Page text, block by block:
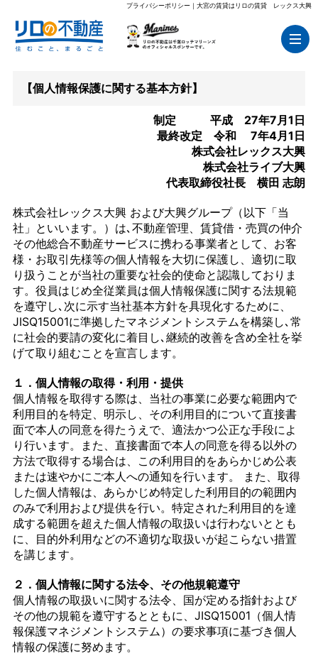
プライバシーポリシー｜大宮の賃貸はリロの賃貸 レックス大興
【個人情報保護に関する基本方針】
制定 平成 27年7月1日
最終改定 令和 7年4月1日
株式会社レックス大興
株式会社ライブ大興
代表取締役社長 横田 志朗
株式会社レックス大興 および大興グループ（以下「当
社」といいます。）は､不動産管理、賃貸借・売買の仲介
その他総合不動産サービスに携わる事業者として、お客
様・お取引先様等の個人情報を大切に保護し、適切に取
り扱うことが当社の重要な社会的使命と認識しておりま
す。役員はじめ全従業員は個人情報保護に関する法規範
を遵守し､次に示す当社基本方針を具現化するために、
JISQ15001に準拠したマネジメントシステムを構築し､常
に社会的要請の変化に着目し､継続的改善を含め全社を挙
げて取り組むことを宣言します。
１．個人情報の取得・利用・提供
個人情報を取得する際は、当社の事業に必要な範囲内で
利用目的を特定、明示し、その利用目的について直接書
面で本人の同意を得たうえで、適法かつ公正な手段によ
り行います。また、直接書面で本人の同意を得る以外の
方法で取得する場合は、この利用目的をあらかじめ公表
または速やかにご本人への通知を行います。 また、取得
した個人情報は、あらかじめ特定した利用目的の範囲内
のみで利用および提供を行い。特定された利用目的を達
成する範囲を超えた個人情報の取扱いは行わないととも
に、目的外利用などの不適切な取扱いが起こらない措置
を講じます。
２．個人情報に関する法令、その他規範遵守
個人情報の取扱いに関する法令、国が定める指針および
その他の規範を遵守するとともに、JISQ15001（個人情
報保護マネジメントシステム）の要求事項に基づき個人
情報の保護に努めます。